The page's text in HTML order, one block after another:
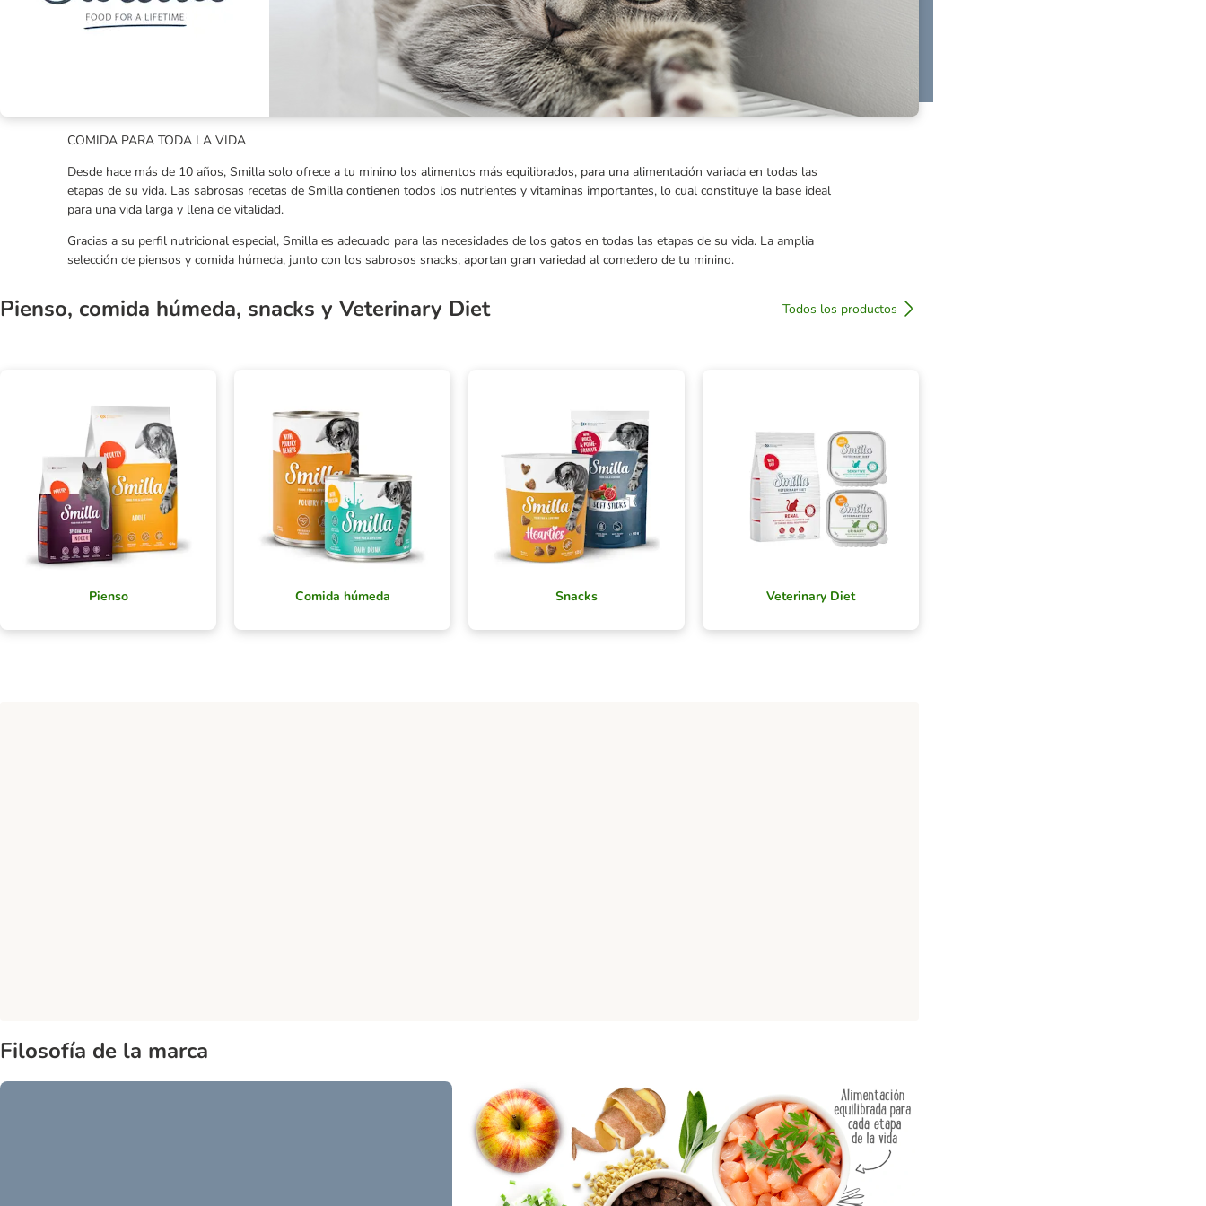
COMIDA PARA TODA LA VIDA
Desde hace más de 10 años, Smilla solo ofrece a tu minino los alimentos más equilibrados, para una alimentación variada en todas las
etapas de su vida. Las sabrosas recetas de Smilla contienen todos los nutrientes y vitaminas importantes, lo cual constituye la base ideal
para una vida larga y llena de vitalidad.
Gracias a su perfil nutricional especial, Smilla es adecuado para las necesidades de los gatos en todas las etapas de su vida. La amplia
selección de piensos y comida húmeda, junto con los sabrosos snacks, aportan gran variedad al comedero de tu minino.
Pienso, comida húmeda, snacks y Veterinary Diet Todos los productos
Pienso Comida húmeda Snacks Veterinary Diet
Filosofía de la marca